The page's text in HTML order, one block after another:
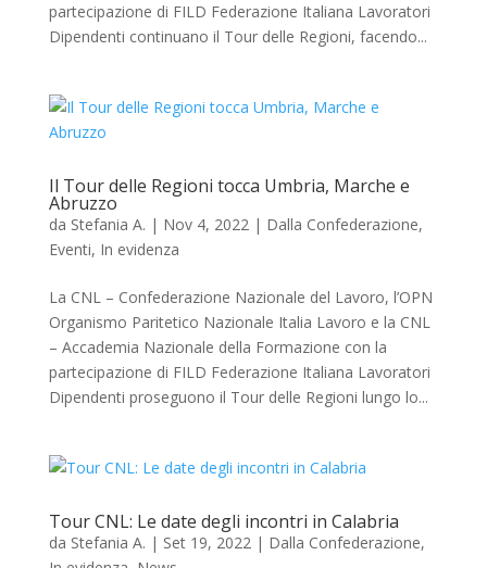
partecipazione di FILD Federazione Italiana Lavoratori
Dipendenti continuano il Tour delle Regioni, facendo...
Il Tour delle Regioni tocca Umbria, Marche e
Abruzzo
da Stefania A. | Nov 4, 2022| Dalla Confederazione,
Eventi, In evidenza
La CNL – Confederazione Nazionale del Lavoro, l’OPN
Organismo Paritetico Nazionale Italia Lavoro e la CNL
– Accademia Nazionale della Formazione con la
partecipazione di FILD Federazione Italiana Lavoratori
Dipendenti proseguono il Tour delle Regioni lungo lo...
Tour CNL: Le date degli incontri in Calabria
da Stefania A. | Set 19, 2022| Dalla Confederazione,